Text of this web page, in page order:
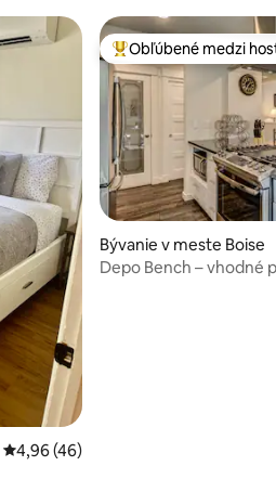
Priemerné ohodnotenie 4,96 z 5,
4,96 (46)
Najobľúbenejšie
Obľúbené medzi
Bývanie v meste Boise
Depo Bench – vhodné